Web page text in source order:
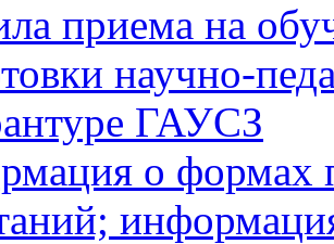
приема на
научно-
ГАУСЗ
о формах